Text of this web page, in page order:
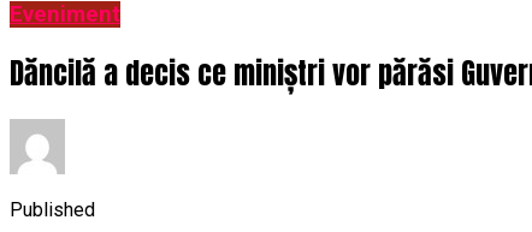
Eveniment
Dăncilă a decis ce miniștri vor părăsi
Published